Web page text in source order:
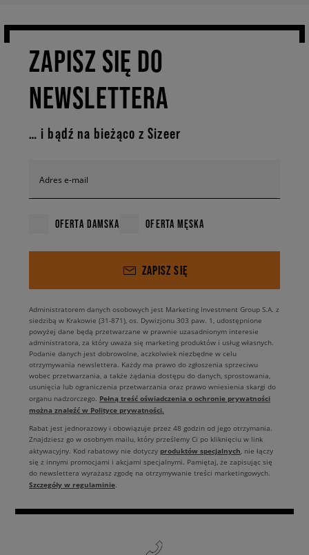
ZAPISZ SIĘ DO
NEWSLETTERA
… i bądź na bieżąco z Sizeer
Adres e-mail
OFERTA DAMSKA OFERTA MĘSKA
ZAPISZ SIĘ
Administratorem danych osobowych jest Marketing Investment Group S.A. z
siedzibą w Krakowie (31-871), os. Dywizjonu 303 paw. 1, udostępnione
powyżej dane będą przetwarzane w prawnie uzasadnionym interesie
administratora, za który uważa się marketing produktów i usług własnych.
Podanie danych jest dobrowolne, aczkolwiek niezbędne w celu
otrzymywania newslettera. Każdy ma prawo do zgłoszenia sprzeciwu
wobec przetwarzania, a także żądania dostępu do danych, sprostowania,
usunięcia lub ograniczenia przetwarzania oraz prawo wniesienia skargi do
organu nadzorczego. Pełną treść oświadczenia o ochronie prywatności
można znaleźć w Polityce prywatności.
Rabat jest jednorazowy i obowiązuje przez 48 godzin od jego otrzymania.
Znajdziesz go w osobnym mailu, który prześlemy Ci po kliknięciu w link
aktywacyjny. Kod rabatowy nie dotyczy produktów specjalnych, nie łączy
się z innymi promocjami i akcjami specjalnymi. Pamiętaj, że zapisując się
do newslettera wyrażasz zgodę na otrzymywanie treści marketingowych.
Szczegóły w regulaminie.